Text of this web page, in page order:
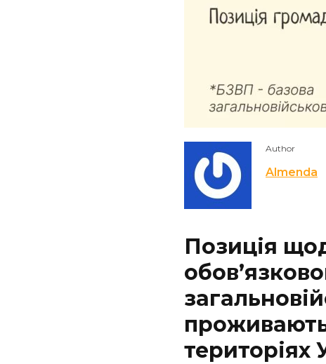
Author
Almenda
Позиція
територіях